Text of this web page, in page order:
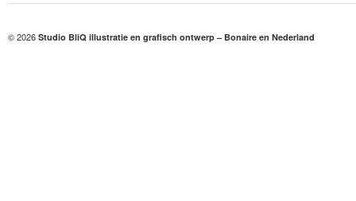
© 2026 Studio BliQ illustratie en grafisch ontwerp – Bonaire en Nederland